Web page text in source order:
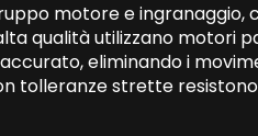
motore e
qualità utilizzano motori
eliminando i
tolleranze strette